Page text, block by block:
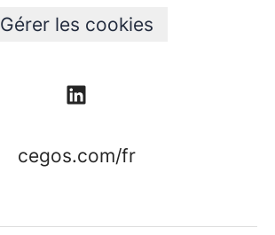
Gérer les cookies
cegos.com/fr